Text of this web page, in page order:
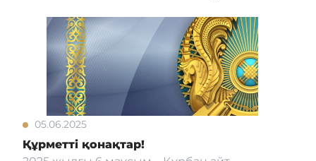
Анонстар
Жаңалықтар
Жұмыс кестесі
05.06.2025
Құрметті қонақтар!